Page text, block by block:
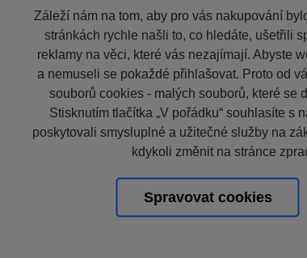
Záleží nám na tom, aby pro vás nakupování
stránkách rychle našli to, co hledáte, ušetřili
reklamy na věci, které vás nezajímají. Abyste
a nemuseli se pokaždé přihlašovat. Proto od
souborů cookies - malých souborů, které se
Stisknutím tlačítka „V pořádku“ souhlasíte s
poskytovali smysluplné a užitečné služby na
kdykoli změnit na stránce
Spravovat cookies